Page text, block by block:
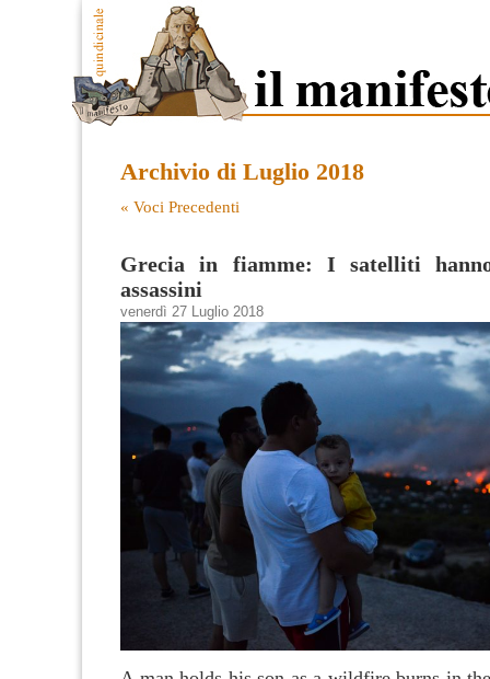
Archivio di Luglio 2018
« Voci Precedenti
Grecia in fiamme: I satelliti
assassini
venerdì 27 Luglio 2018